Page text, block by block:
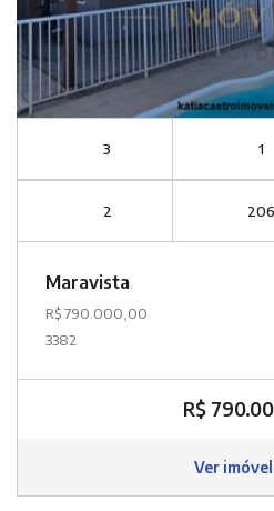
3 1
2 206
Maravista
R$ 790.000,00
3382
R$
Ver imóvel